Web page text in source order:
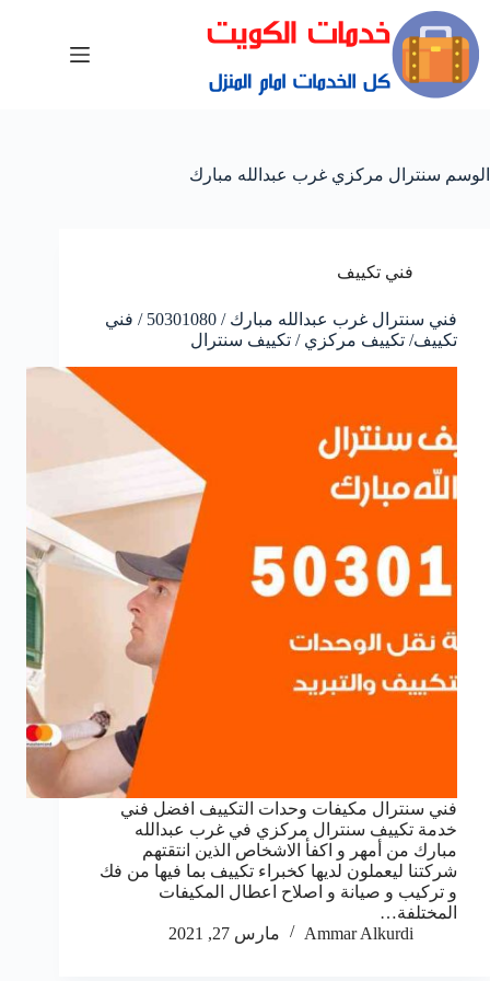
الوسم سنترال مركزي غرب عبدالله مبارك
فني تكييف
فني سنترال غرب عبدالله مبارك / 50301080 / فني
تكييف/ تكييف مركزي / تكييف سنترال
فني سنترال مكيفات وحدات التكييف افضل فني
خدمة تكييف سنترال مركزي في غرب عبدالله
مبارك من أمهر و اكفأ الاشخاص الذين انتقتهم
شركتنا ليعملون لديها كخبراء تكييف بما فيها من فك
و تركيب و صيانة و اصلاح اعطال المكيفات
المختلفة…
Ammar Alkurdi
مارس 27, 2021